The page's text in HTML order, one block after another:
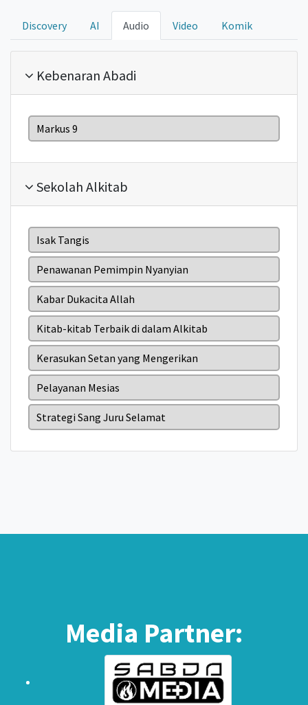
Discovery AI Audio Video Komik
Kebenaran Abadi
Markus 9
Sekolah Alkitab
Isak Tangis
Penawanan Pemimpin Nyanyian
Kabar Dukacita Allah
Kitab-kitab Terbaik di dalam Alkitab
Kerasukan Setan yang Mengerikan
Pelayanan Mesias
Strategi Sang Juru Selamat
Media Partner: